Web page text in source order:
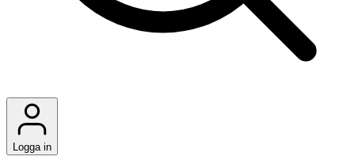
Logga in